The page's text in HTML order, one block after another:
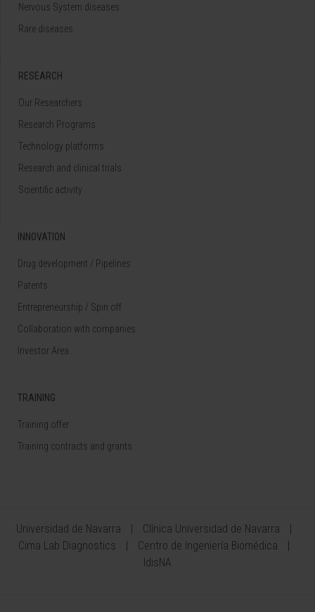
Nervous System diseases
Rare diseases
RESEARCH
Our Researchers
Research Programs
Technology platforms
Research and clinical trials
Scientific activity
INNOVATION
Drug development / Pipelines
Patents
Entrepreneurship / Spin off
Collaboration with companies
Investor Area
TRAINING
Training offer
Training contracts and grants
Universidad de Navarra
Clínica Universidad de Navarra
Cima Lab Diagnostics
Centro de Ingeniería Biomédica
IdisNA